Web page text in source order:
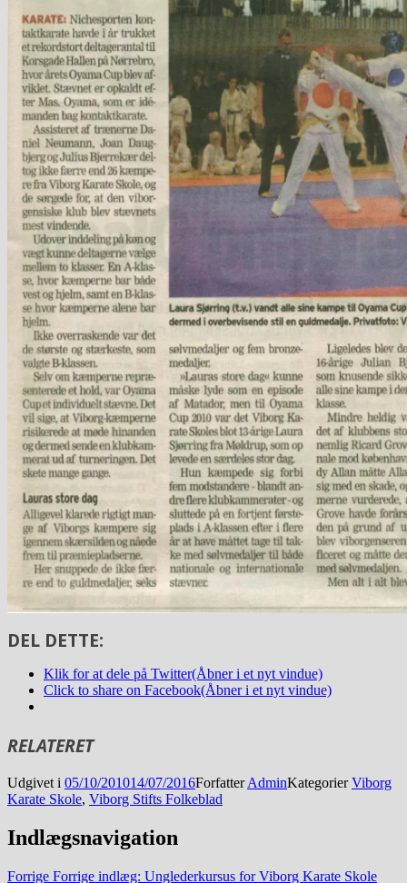
DEL DETTE:
Klik for at dele på Twitter(Åbner i et nyt vindue)
Click to share on Facebook(Åbner i et nyt vindue)
RELATERET
Udgivet i 05/10/201014/07/2016ForfatterAdminKategorierViborg
Karate Skole, Viborg Stifts Folkeblad
Indlægsnavigation
Forrige Forrige indlæg: Unglederkursus for Viborg Karate Skole